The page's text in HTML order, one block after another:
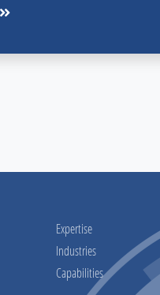
Expertise
Industries
Capabilities